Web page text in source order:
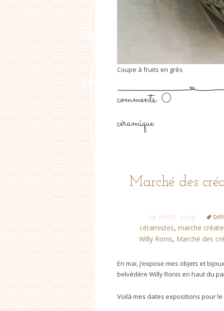
Coupe à fruits en grès
comments: 0
céramique
Marché des
26 AVRIL 2019
céramistes, marché
Willy Ronis, Marché des
En mai, j’expose mes objets et
belvédère Willy Ronis en haut du
Voilà mes dates expositions pour le